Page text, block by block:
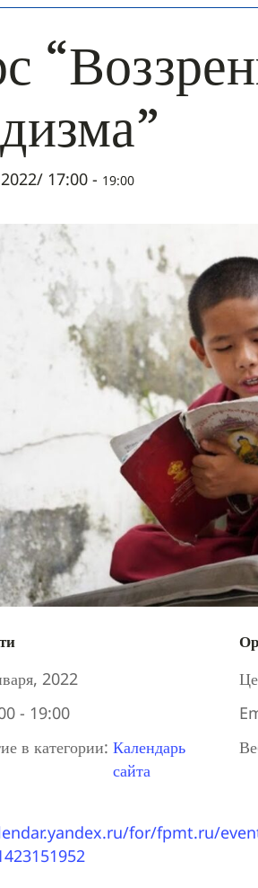
17:00 - 19:00
2022
- 19:00
в категории: Календарь
сайта
for/fpmt.ru/